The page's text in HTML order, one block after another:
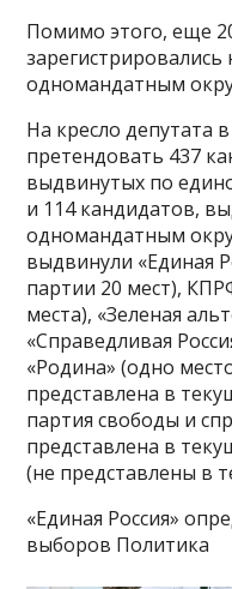
Помимо этого, еще
одномандатным
На кресло депутата
претендовать 437
выдвинутых по
и 114 кандидатов,
одномандатным
выдвинули «Единая
партии 20 мест),
места), «Зеленая
«Справедливая
«Родина» (одно
представлена в
партия свободы и
представлена в
(не представлены в
«Единая Россия»
выборов Политика